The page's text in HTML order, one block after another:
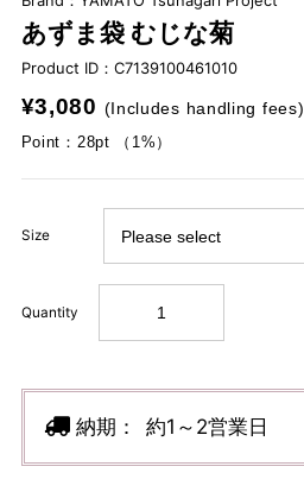
あずま袋 むじな菊
Product ID： C7139100461010
¥3,080 (Includes handling fees)
Point：28pt （1%）
Size
Quantity
納期： 約1～2営業日